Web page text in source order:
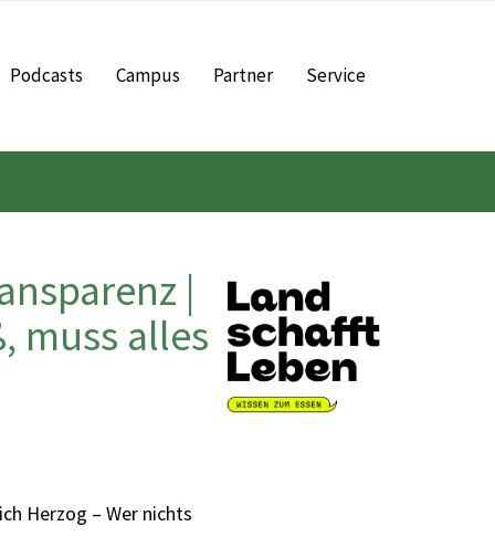
Podcasts Campus Partner Service
|
muss alles
Herzog – Wer nichts